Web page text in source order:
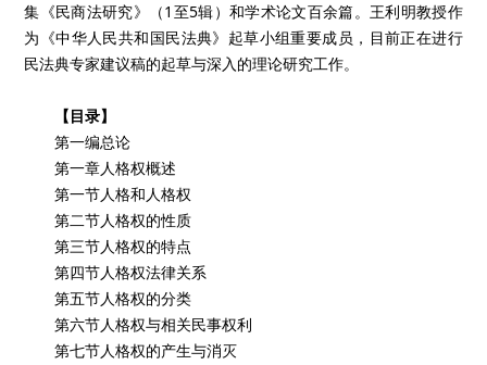
集《民商法研究》（1至5辑）和学术论文百余篇。王利明教授作
为《中华人民共和国民法典》起草小组重要成员，目前正在进行
民法典专家建议稿的起草与深入的理论研究工作。
【目录】
第一编总论
第一章人格权概述
第一节人格和人格权
第二节人格权的性质
第三节人格权的特点
第四节人格权法律关系
第五节人格权的分类
第六节人格权与相关民事权利
第七节人格权的产生与消灭